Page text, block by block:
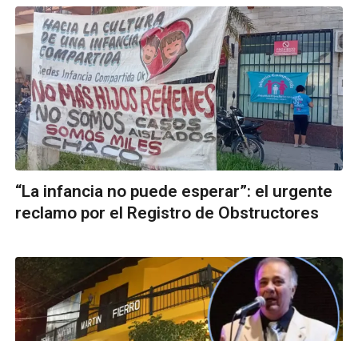
“La infancia no puede esperar”: el urgente
reclamo por el Registro de Obstructores